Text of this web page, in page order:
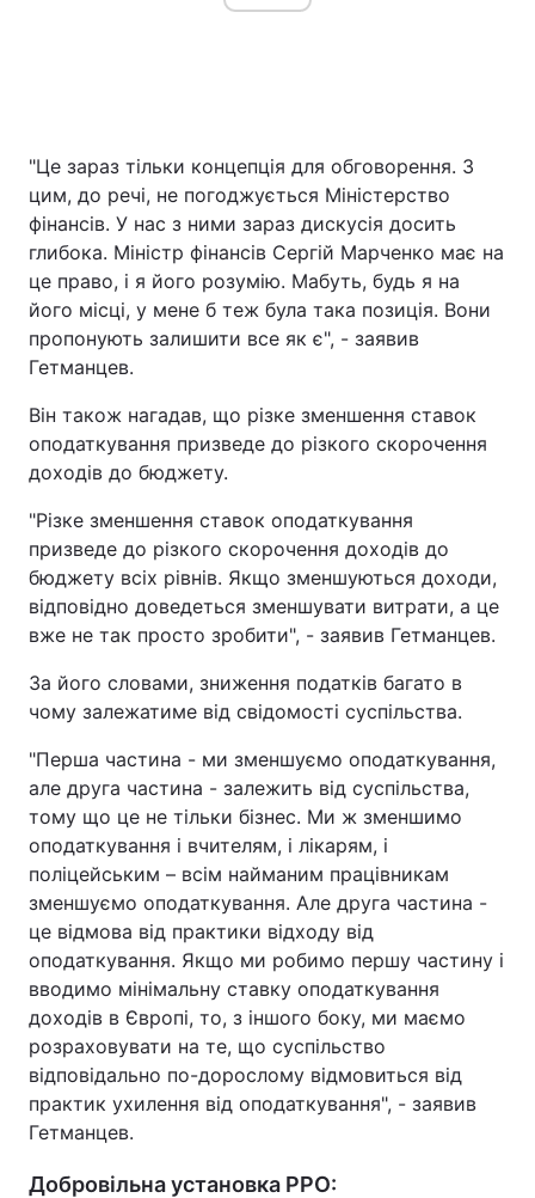
"Це зараз тільки концепція для обговорення. З
цим, до речі, не погоджується Міністерство
фінансів. У нас з ними зараз дискусія досить
глибока. Міністр фінансів Сергій Марченко має на
це право, і я його розумію. Мабуть, будь я на
його місці, у мене б теж була така позиція. Вони
пропонують залишити все як є", - заявив
Гетманцев.
Він також нагадав, що різке зменшення ставок
оподаткування призведе до різкого скорочення
доходів до бюджету.
"Різке зменшення ставок оподаткування
призведе до різкого скорочення доходів до
бюджету всіх рівнів. Якщо зменшуються доходи,
відповідно доведеться зменшувати витрати, а це
вже не так просто зробити", - заявив Гетманцев.
За його словами, зниження податків багато в
чому залежатиме від свідомості суспільства.
"Перша частина - ми зменшуємо оподаткування,
але друга частина - залежить від суспільства,
тому що це не тільки бізнес. Ми ж зменшимо
оподаткування і вчителям, і лікарям, і
поліцейським – всім найманим працівникам
зменшуємо оподаткування. Але друга частина -
це відмова від практики відходу від
оподаткування. Якщо ми робимо першу частину і
вводимо мінімальну ставку оподаткування
доходів в Європі, то, з іншого боку, ми маємо
розраховувати на те, що суспільство
відповідально по-дорослому відмовиться від
практик ухилення від оподаткування", - заявив
Гетманцев.
Добровільна установка РРО: